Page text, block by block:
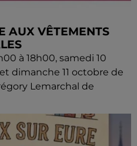
AUX VÊTEMENTS
à 18h00, samedi 10
dimanche 11 octobre de
Lemarchal de